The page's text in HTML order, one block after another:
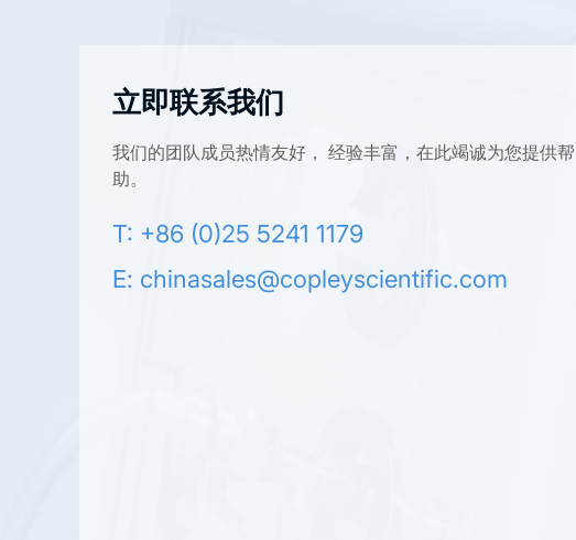
立即联系我们
我们的团队成员热情友好， 经验丰富，在此竭诚为您提供帮
助。
T: +86 (0)25 5241 1179
E: chinasales@copleyscientific.com